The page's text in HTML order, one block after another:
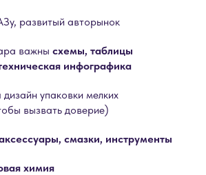
развитый авторынок
важны схемы, таблицы
инфографика
упаковки мелких
вызвать доверие)
смазки, инструменты
химия